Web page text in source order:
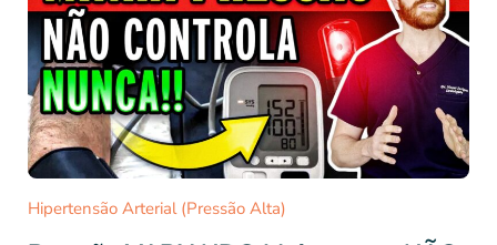
Hipertensão Arterial (Pressão Alta)